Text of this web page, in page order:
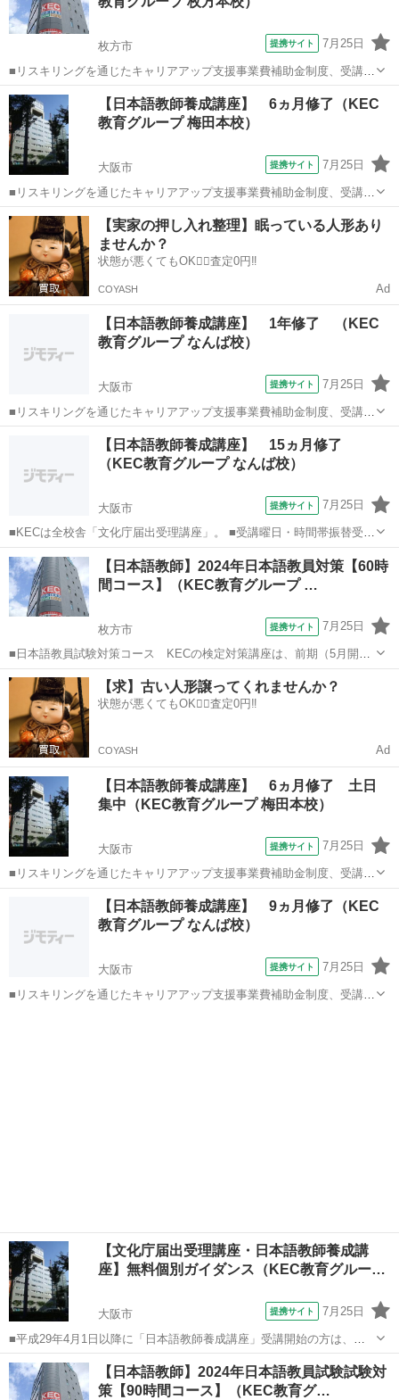
受講、休学制度、動画視聴（基...
枚方市 提携サイト 7月25日
■リスキリングを通じたキャリアアップ支援事業費補助金制度、受講費
用の最大70％還付（要件有、詳細はお尋ねください） ■KECは全校舎
「文化庁届出受理講座」。 ■受講曜日・時間帯振替受講、校舎間振替
受講、休学制度、動画視聴（基...
大阪 枚方市 その他
【日本語教師養成講座】 6ヵ月修了（KEC
教育グループ 梅田本校）
大阪市 提携サイト 7月25日
■リスキリングを通じたキャリアアップ支援事業費補助金制度、受講費
用の最大70％還付（要件有、詳細はお尋ねください） ■KECは全校舎
「文化庁届出受理講座」。 ■受講曜日・時間帯振替受講、校舎間振替
受講、休学制度、動画視聴（基...
大阪 大阪市 その他
【実家の押し入れ整理】眠っている人形あり
ませんか？
状態が悪くてもOK🙆‍♀️査定0円‼️
COYASH Ad
【日本語教師養成講座】 1年修了 （KEC
教育グループ なんば校）
大阪市 提携サイト 7月25日
■リスキリングを通じたキャリアアップ支援事業費補助金制度、受講費
用の最大70％還付（要件有、詳細はお尋ねください） ■KECは全校舎
「文化庁届出受理講座」。 ■受講曜日・時間帯振替受講、校舎間振替
受講、休学制度、動画視聴（基...
その他
【日本語教師養成講座】 15ヵ月修了
（KEC教育グループ なんば校）
大阪市 提携サイト 7月25日
■KECは全校舎「文化庁届出受理講座」。 ■受講曜日・時間帯振替受
講、校舎間振替受講、休学制度、動画視聴（基礎理論）と資格への万
全なフォロー体制。 ■3年間無料再履修システム：入学から3年以内は
何度でも無料で再履修が可能（基...
大阪 大阪市 その他
【日本語教師】2024年日本語教員対策【60時
間コース】（KEC教育グループ …
枚方市 提携サイト 7月25日
■日本語教員試験対策コース KECの検定対策講座は、前期（5月開
始）と後期（8月開始）の2種類の時期があり、前期には、■水曜30時
間コースと■日曜30時間コースの2コース■前期60時間と後期30時間を
加えた90時間コースも選...
大阪 枚方市 その他
【求】古い人形譲ってくれませんか？
状態が悪くてもOK🙆‍♀️査定0円‼️
COYASH Ad
【日本語教師養成講座】 6ヵ月修了 土日
集中（KEC教育グループ 梅田本校）
大阪市 提携サイト 7月25日
■リスキリングを通じたキャリアアップ支援事業費補助金制度、受講費
用の最大70％還付（要件有、詳細はお尋ねください ■KECは全校舎
「文化庁届出受理講座」。 ■受講曜日・時間帯振替受講、校舎間振替
受講、休学制度、動画視聴（基礎...
その他
【日本語教師養成講座】 9ヵ月修了（KEC
教育グループ なんば校）
大阪市 提携サイト 7月25日
■リスキリングを通じたキャリアアップ支援事業費補助金制度、受講費
【文化庁届出受理講座・日本語教師養成講
座】無料個別ガイダンス（KEC教育グルー…
大阪市 提携サイト 7月25日
■平成29年4月1日以降に「日本語教師養成講座」受講開始の方は、そ
の講座内容が文化庁に認められた「文化庁届出受理講座」であること
が必要です。KECなら全校舎で届出受理講座が受講できます。 資格を
取り、国内、海外の日本語教師...
大阪 大阪市 その他
【日本語教師】2024年日本語教員試験試験対
策【90時間コース】（KEC教育グ…